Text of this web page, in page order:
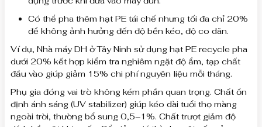
Có thể pha thêm hạt PE tái chế nhưng tối đa chỉ 20%
để không ảnh hưởng đến độ bền kéo, độ co dãn.
Ví dụ, Nhà máy DH ở Tây Ninh sử dụng hạt PE recycle pha
dưới 20% kết hợp kiểm tra nghiêm ngặt độ ẩm, tạp chất
đầu vào giúp giảm 15% chi phí nguyên liệu mỗi tháng.
Phụ gia đóng vai trò không kém phần quan trọng. Chất ổn
định ánh sáng (UV stabilizer) giúp kéo dài tuổi thọ màng
ngoài trời, thường bổ sung 0,5–1%. Chất trượt giảm độ